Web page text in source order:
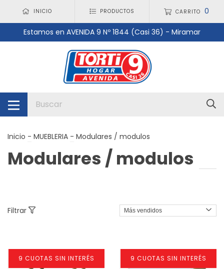
INICIO PRODUCTOS CARRITO 0
Estamos en AVENIDA 9 Nº 1844 (Casi 36) - Miramar
Inicio - MUEBLERIA - Modulares / modulos
Modulares / modulos
Filtrar
9 CUOTAS SIN INTERÉS 9 CUOTAS SIN INTERÉS